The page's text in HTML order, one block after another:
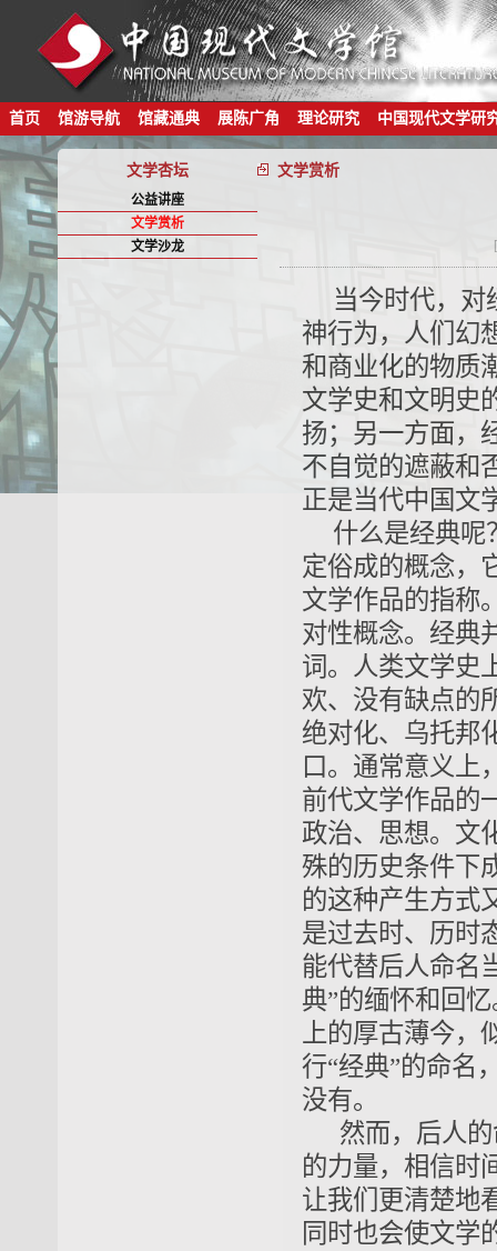
首页 馆游导航 馆藏通典 展陈广角 理论研究 中国现代文学研
文学杏坛 文学赏析
公益讲座
文学赏析
文学沙龙
当今时代，对
神行为，人们幻
和商业化的物质
文学史和文明史
扬；另一方面，
不自觉的遮蔽和
正是当代中国文
什么是经典呢
定俗成的概念，
文学作品的指称
对性概念。经典
词。人类文学史
欢、没有缺点的
绝对化、乌托邦
口。通常意义上
前代文学作品的
政治、思想。文
殊的历史条件下
的这种产生方式
是过去时、历时
能代替后人命名
典”的缅怀和回
上的厚古薄今
行“经典”的命名
没有。
然而，后人
的力量，相信时
让我们更清楚地
同时也会使文学